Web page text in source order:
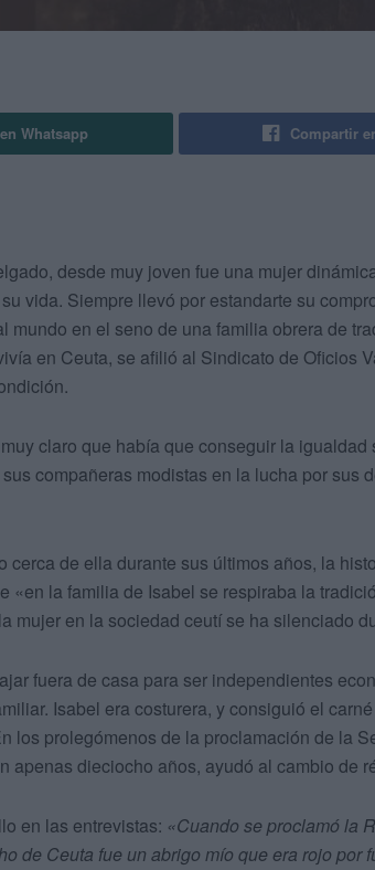
Whatsapp Compartir
desde muy joven fue una mujer
vida. Siempre llevó por estandarte su
mundo en el seno de una familia obrera de
en Ceuta, se afilió al Sindicato de Oficios
claro que había que conseguir la igualdad
compañeras modistas en la lucha por sus
cerca de ella durante sus últimos años, la
«en la familia de Isabel se respiraba la
mujer en la sociedad ceutí se ha silenciado
fuera de casa para ser independientes
Isabel era costurera, y consiguió el
los prolegómenos de la proclamación de la
apenas dieciocho años, ayudó al cambio de
en las entrevistas: «Cuando se proclamó la
de Ceuta fue un abrigo mío que era rojo por